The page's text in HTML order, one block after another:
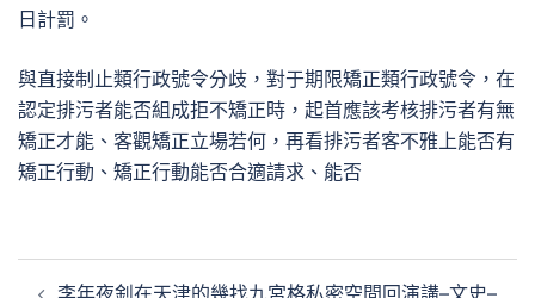
日計罰。
與直接制止類行政號令分歧，對于期限矯正類行政號令，在
認定排污者能否組成拒不矯正時，起首應該考核排污者有無
矯正才能、客觀矯正立場若何，再看排污者客不雅上能否有
矯正行動、矯正行動能否合適請求、能否
李年夜釗在天津的幾找九宮格私密空間回演講–文史–